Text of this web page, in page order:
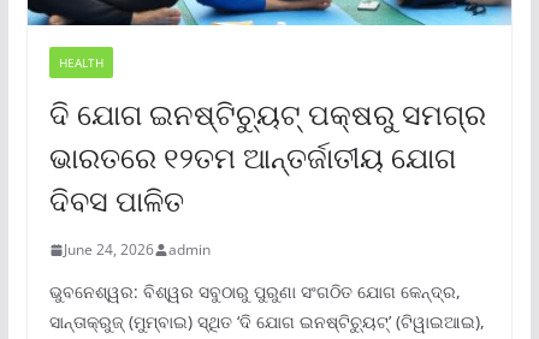
HEALTH
ଦି ଯୋଗ ଇନଷ୍ଟିଚ୍ୟୁଟ୍ ପକ୍ଷରୁ ସମଗ୍ର
ଭାରତରେ ୧୨ତମ ଆନ୍ତର୍ଜାତୀୟ ଯୋଗ
ଦିବସ ପାଳିତ
June 24, 2026 admin
ଭୁବନେଶ୍ୱର: ବିଶ୍ୱର ସବୁଠାରୁ ପୁରୁଣା ସଂଗଠିତ ଯୋଗ କେନ୍ଦ୍ର,
ସାନ୍ତାକ୍ରୁଜ୍ (ମୁମ୍ବାଇ) ସ୍ଥିତ ‘ଦି ଯୋଗ ଇନଷ୍ଟିଚ୍ୟୁଟ୍‌’ (ଟିୱାଇଆଇ),